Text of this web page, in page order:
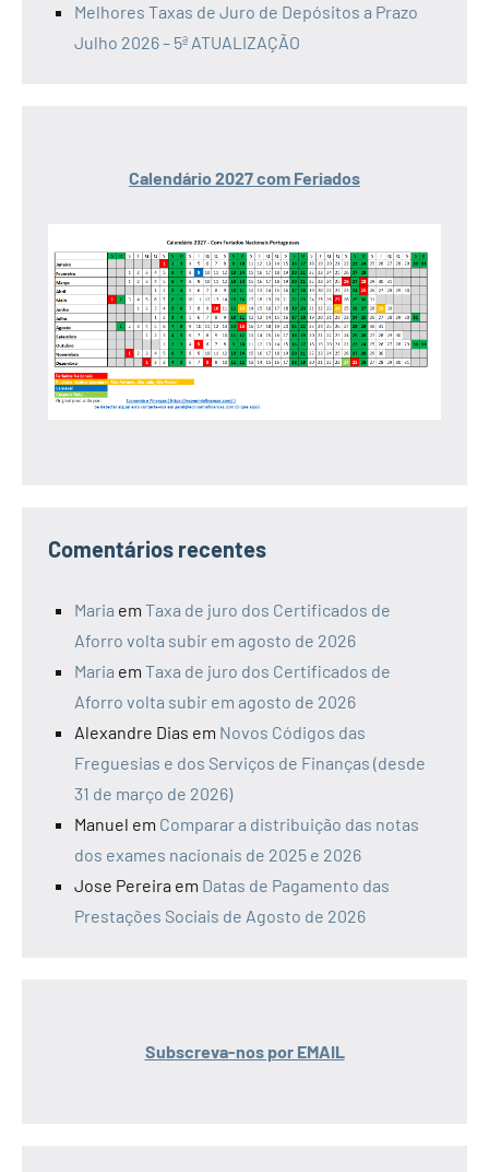
Melhores Taxas de Juro de Depósitos a Prazo
Julho 2026 – 5ª ATUALIZAÇÃO
Calendário 2027 com Feriados
Comentários recentes
Maria em Taxa de juro dos Certificados de
Aforro volta subir em agosto de 2026
Maria em Taxa de juro dos Certificados de
Aforro volta subir em agosto de 2026
Alexandre Dias em Novos Códigos das
Freguesias e dos Serviços de Finanças (desde
31 de março de 2026)
Manuel em Comparar a distribuição das notas
dos exames nacionais de 2025 e 2026
Jose Pereira em Datas de Pagamento das
Prestações Sociais de Agosto de 2026
Subscreva-nos por EMAIL